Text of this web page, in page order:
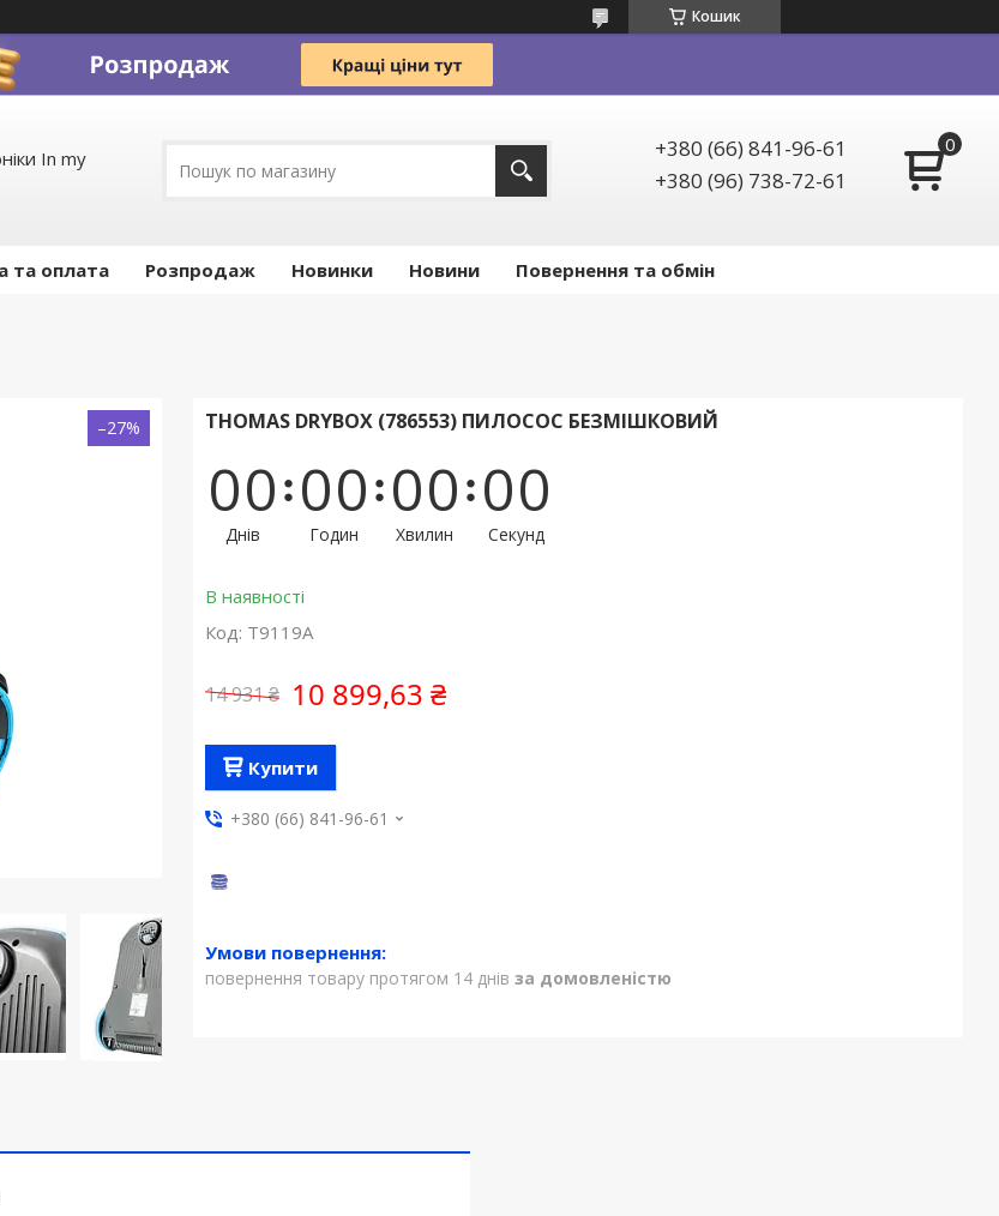
Кошик
In my
+380 (66) 841-96-61
+380 (96) 738-72-61
та оплата Pозпродаж Новинки Новини Повернення та обмін
–27% THOMAS DRYBOX (786553) ПИЛОСОС БЕЗМІШКОВИЙ
00
Днів
00
Годин
00
Хвилин
00
Секунд
В наявності
Код: T9119A
14 931 ₴ 10 899,63 ₴
Купити
+380 (66) 841-96-61
повернення товару протягом 14 днів за домовленістю